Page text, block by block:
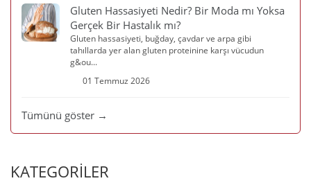
Gluten Hassasiyeti Nedir? Bir Moda mı Yoksa
Gerçek Bir Hastalık mı?
Gluten hassasiyeti, buğday, çavdar ve arpa gibi
tahıllarda yer alan gluten proteinine karşı vücudun
g&ou...
01 Temmuz 2026
Tümünü göster →
KATEGORİLER